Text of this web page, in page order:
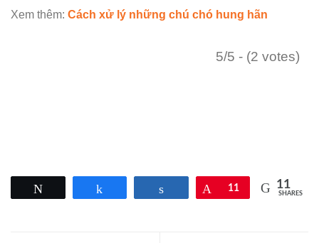
Xem thêm: Cách xử lý những chú chó hung hãn
5/5 - (2 votes)
Pin
11 11
SHARES